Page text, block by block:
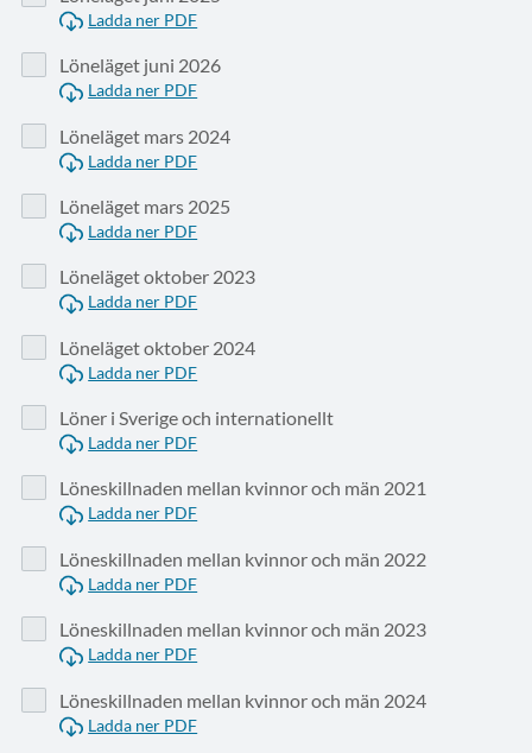
Ladda ner PDF
Löneläget juni 2026
Ladda ner PDF
Löneläget mars 2024
Ladda ner PDF
Löneläget mars 2025
Ladda ner PDF
Löneläget oktober 2023
Ladda ner PDF
Löneläget oktober 2024
Ladda ner PDF
Löner i Sverige och internationellt
Ladda ner PDF
Löneskillnaden mellan kvinnor och män 2021
Ladda ner PDF
Löneskillnaden mellan kvinnor och män 2022
Ladda ner PDF
Löneskillnaden mellan kvinnor och män 2023
Ladda ner PDF
Löneskillnaden mellan kvinnor och män 2024
Ladda ner PDF